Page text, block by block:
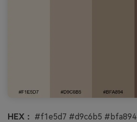
HEX： #f1e5d7 #d9c6b5